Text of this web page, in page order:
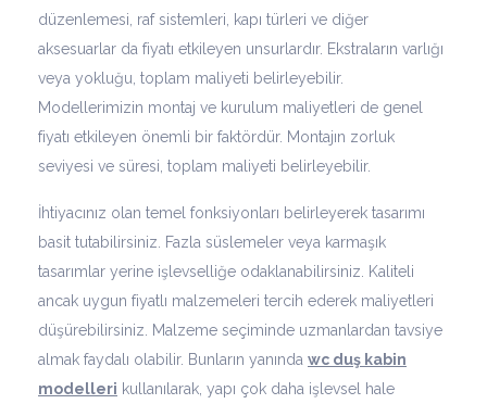
düzenlemesi, raf sistemleri, kapı türleri ve diğer
aksesuarlar da fiyatı etkileyen unsurlardır. Ekstraların varlığı
veya yokluğu, toplam maliyeti belirleyebilir.
Modellerimizin montaj ve kurulum maliyetleri de genel
fiyatı etkileyen önemli bir faktördür. Montajın zorluk
seviyesi ve süresi, toplam maliyeti belirleyebilir.
İhtiyacınız olan temel fonksiyonları belirleyerek tasarımı
basit tutabilirsiniz. Fazla süslemeler veya karmaşık
tasarımlar yerine işlevselliğe odaklanabilirsiniz. Kaliteli
ancak uygun fiyatlı malzemeleri tercih ederek maliyetleri
düşürebilirsiniz. Malzeme seçiminde uzmanlardan tavsiye
almak faydalı olabilir. Bunların yanında wc duş kabin
modelleri kullanılarak, yapı çok daha işlevsel hale